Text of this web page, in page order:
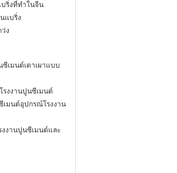
บริ่งที่ทำในจีน
แบริ่ง
ง
ซีเมนต์เตาเผาแบบ
รงงานปูนซีเมนต์
เมนต์อุปกรณ์โรงงาน
งงานปูนซีเมนต์และ